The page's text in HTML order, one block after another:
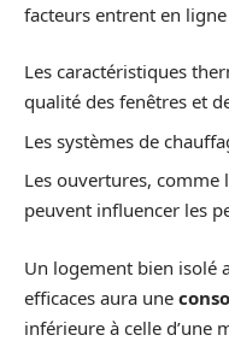
facteurs entrent en
Les caractéristiques
qualité des fenêtres et
Les systèmes de
Les ouvertures, comme
peuvent influencer les
Un logement bien isolé
efficaces aura une
inférieure à celle d’une